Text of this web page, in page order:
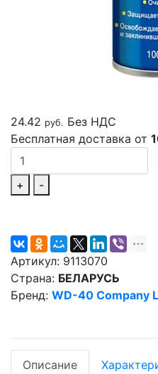
24.42 руб. Без НДС
Бесплатная доставка от
+ -
Артикул: 9113070
Страна: БЕЛАРУСЬ
Бренд: WD-40 Company
Описание